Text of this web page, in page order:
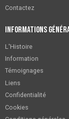
Contactez
Informations
L'Histoire
Information
Témoignages
Liens
Confidentialité
Cookies